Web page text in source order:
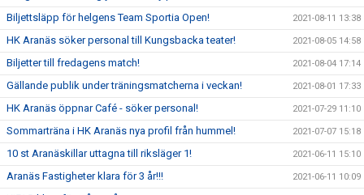
Biljettsläpp för helgens Team Sportia Open! 2021-08-11 13:38
HK Aranäs söker personal till Kungsbacka teater! 2021-08-05 14:58
Biljetter till fredagens match! 2021-08-04 17:14
Gällande publik under träningsmatcherna i veckan! 2021-08-01 17:33
HK Aranäs öppnar Café - söker personal! 2021-07-29 11:10
Sommarträna i HK Aranäs nya profil från hummel! 2021-07-07 15:18
10 st Aranäskillar uttagna till riksläger 1! 2021-06-11 15:10
Aranäs Fastigheter klara för 3 år!!! 2021-06-11 10:09